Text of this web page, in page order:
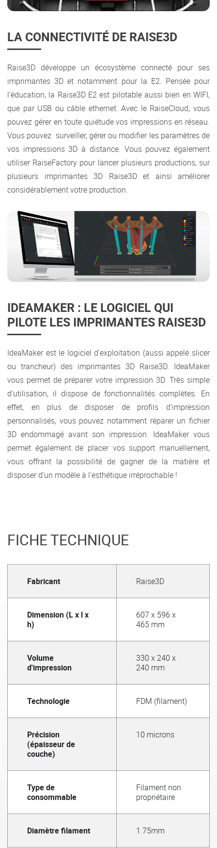
LA CONNECTIVITÉ DE RAISE3D
Raise3D développe un écosystème connecté pour ses
imprimantes 3D et notamment pour la E2. Pensée pour
l'éducation, la Raise3D E2 est pilotable aussi bien en WIFI,
que par USB ou câble ethernet. Avec le RaiseCloud, vous
pouvez gérer en toute quiétude vos impressions en réseau.
Vous pouvez surveiller, gérer ou modifier les paramètres de
vos impressions 3D à distance. Vous pouvez également
utiliser RaiseFactory pour lancer plusieurs productions, sur
plusieurs imprimantes 3D Raise3D et ainsi améliorer
considérablement votre production.
IDEAMAKER : LE LOGICIEL QUI
PILOTE LES IMPRIMANTES RAISE3D
IdeaMaker est le logiciel d'exploitation (aussi appelé slicer
ou trancheur) des imprimantes 3D Raise3D. IdeaMaker
vous permet de préparer votre impression 3D. Très simple
d'utilisation, il dispose de fonctionnalités complètes. En
effet, en plus de disposer de profils d'impression
personnalisés, vous pouvez notamment réparer un fichier
3D endommagé avant son impression. IdeaMaker vous
permet également de placer vos support manuellement,
vous offrant la possibilité de gagner de la matière et
disposer d'un modèle à l'esthétique irréprochable !
FICHE TECHNIQUE
Fabricant Raise3D
Dimension (L x l x
h)
607 x 596 x
465 mm
Volume
d'impression
330 x 240 x
240 mm
Technologie FDM (filament)
Précision
(épaisseur de
couche)
10 microns
Type de
consommable
Filament non
propriétaire
Diamètre filament 1.75mm